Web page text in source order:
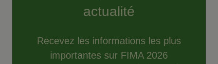
actualité
Recevez les informations les plus
importantes sur FIMA 2026